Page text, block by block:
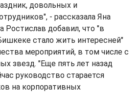
довольных и
- рассказала Яна
Ростислав добавил, что "в
стало жить интересней"
мероприятий, в том числе с
звезд. "Еще пять лет назад
руководство старается
на корпоративных